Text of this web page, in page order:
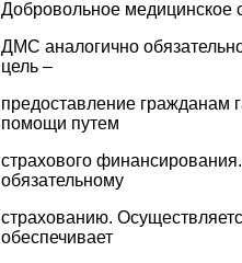
Добровольное медицинское
ДМС аналогично
цель –
предоставление гражданам
помощи путем
страхового
обязательному
страхованию.
обеспечивает